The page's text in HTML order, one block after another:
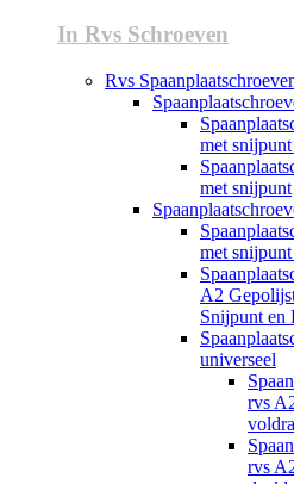
In Rvs Schroeven
Rvs
met
met snijpunt
met
A2
Snijpunt en
universeel
rvs
rvs